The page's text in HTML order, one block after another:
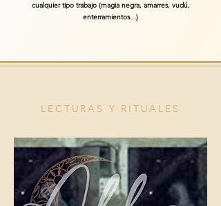
cualquier tipo trabajo (magia negra, amarres, vudú,
enterramientos...)
LECTURAS Y RITUALES